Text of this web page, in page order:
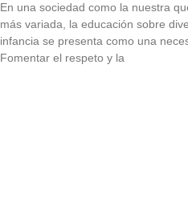
En una sociedad como la nuestra
más variada, la educación sobre
infancia se presenta como una
Fomentar el respeto y la